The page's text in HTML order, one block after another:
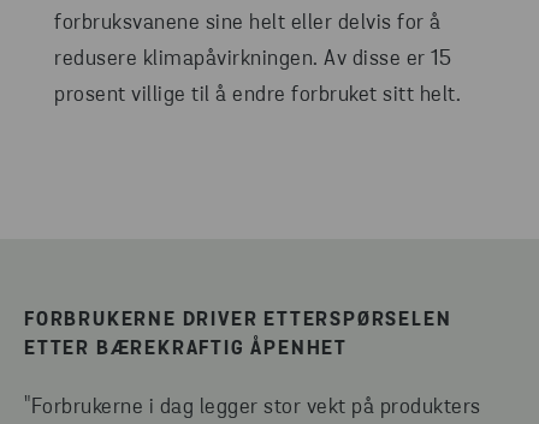
forbruksvanene sine helt eller delvis for å
redusere klimapåvirkningen. Av disse er 15
prosent villige til å endre forbruket sitt helt.
FORBRUKERNE DRIVER ETTERSPØRSELEN
ETTER BÆREKRAFTIG ÅPENHET
"Forbrukerne i dag legger stor vekt på produkters